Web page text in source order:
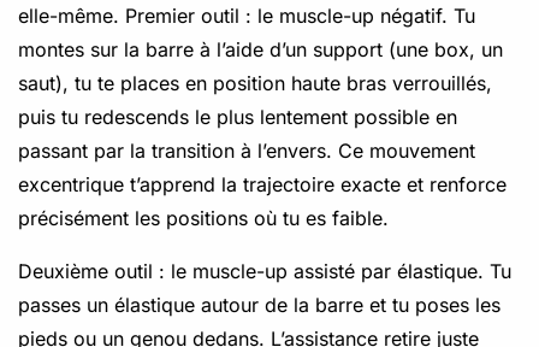
elle-même. Premier outil : le muscle-up négatif. Tu
montes sur la barre à l’aide d’un support (une box, un
saut), tu te places en position haute bras verrouillés,
puis tu redescends le plus lentement possible en
passant par la transition à l’envers. Ce mouvement
excentrique t’apprend la trajectoire exacte et renforce
précisément les positions où tu es faible.
Deuxième outil : le muscle-up assisté par élastique. Tu
passes un élastique autour de la barre et tu poses les
pieds ou un genou dedans. L’assistance retire juste